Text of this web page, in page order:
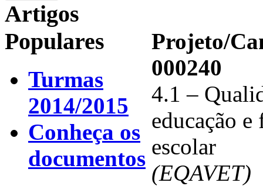
Projeto/
000240
4.1 –
educação e
escolar
(EQAVET)
Artigos
Populares
Turmas
2014/2015
Conheça os
documentos